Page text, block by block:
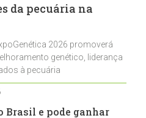
da pecuária na
2026 promoverá
genético, liderança
à pecuária
Brasil e pode ganhar